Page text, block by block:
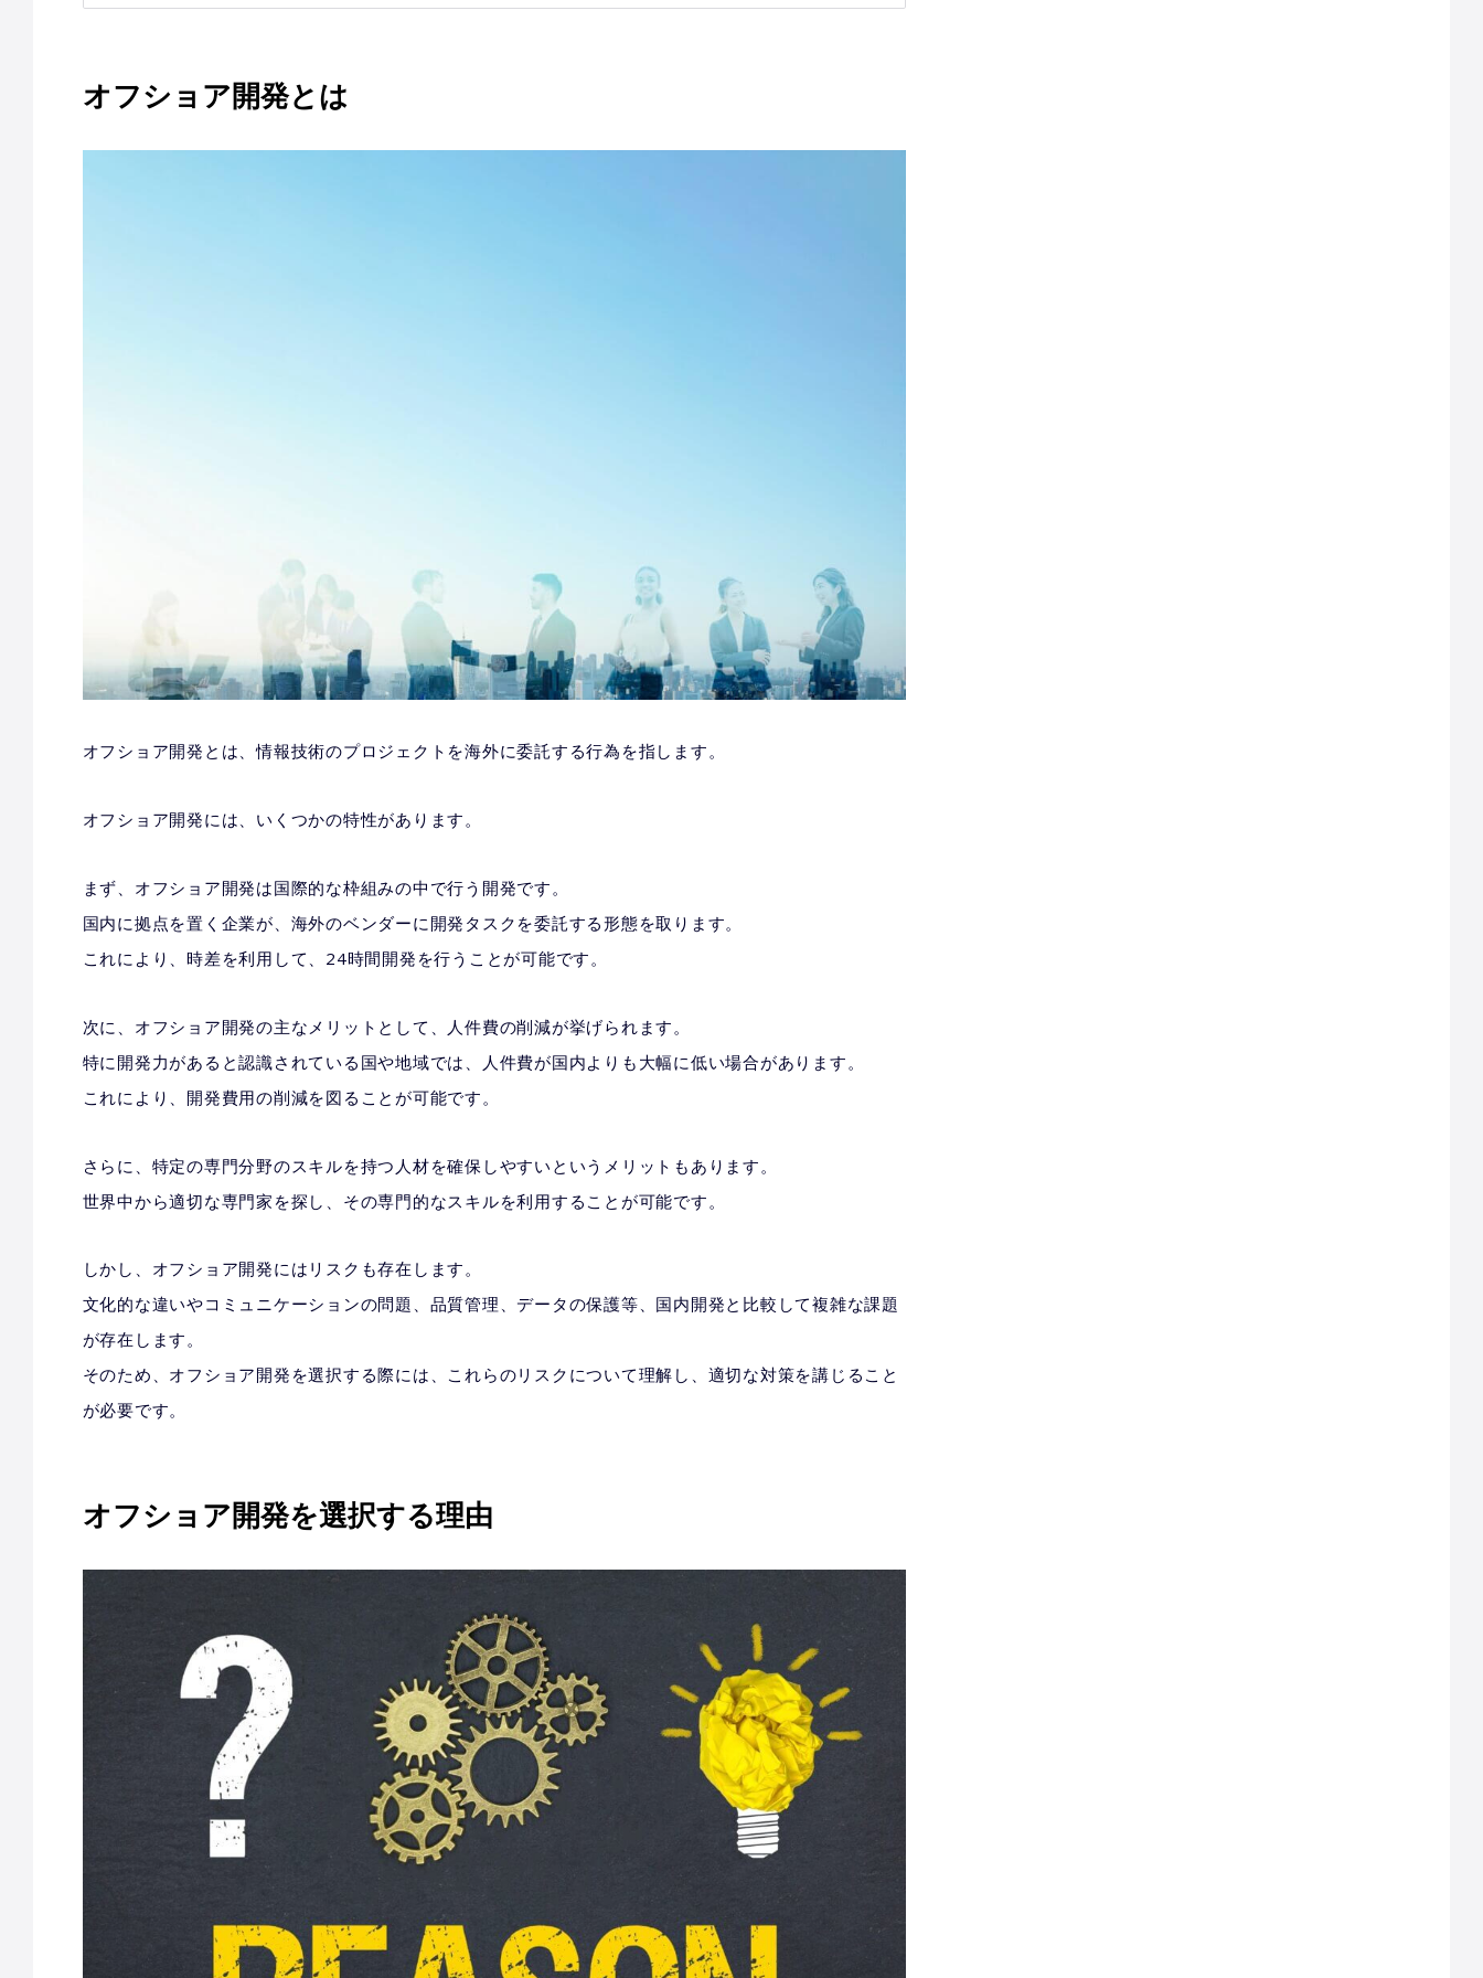
オフショア開発とは
オフショア開発とは、情報技術のプロジェクトを海外に委託する行為を指します。
オフショア開発には、いくつかの特性があります。
まず、オフショア開発は国際的な枠組みの中で行う開発です。
国内に拠点を置く企業が、海外のベンダーに開発タスクを委託する形態を取ります。
これにより、時差を利用して、24時間開発を行うことが可能です。
次に、オフショア開発の主なメリットとして、人件費の削減が挙げられます。
特に開発力があると認識されている国や地域では、人件費が国内よりも大幅に低い場合があります。
これにより、開発費用の削減を図ることが可能です。
さらに、特定の専門分野のスキルを持つ人材を確保しやすいというメリットもあります。
世界中から適切な専門家を探し、その専門的なスキルを利用することが可能です。
しかし、オフショア開発にはリスクも存在します。
文化的な違いやコミュニケーションの問題、品質管理、データの保護等、国内開発と比較して複雑な課題
が存在します。
そのため、オフショア開発を選択する際には、これらのリスクについて理解し、適切な対策を講じること
が必要です。
オフショア開発を選択する理由